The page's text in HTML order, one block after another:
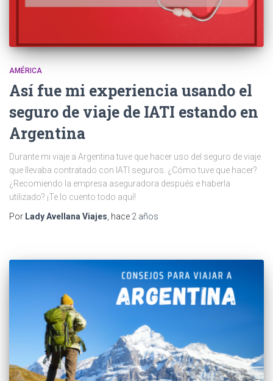
AMÉRICA
Así fue mi experiencia usando el
seguro de viaje de IATI estando en
Argentina
Durante mi viaje a Argentina tuve que hacer uso del seguro de viaje
que llevaba contratado con IATI seguros. ¿Cómo tuve que hacer?
¿Recomiendo la empresa aseguradora después e haberla
utilizado? ¡Te lo cuento todo aquí!
Por Lady Avellana Viajes , hace 2 años